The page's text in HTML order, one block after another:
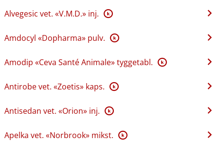
Alvegesic vet. «V.M.D.» inj. K
Amdocyl «Dopharma» pulv. K
Amodip «Ceva Santé Animale» tyggetabl. K
Antirobe vet. «Zoetis» kaps. K
Antisedan vet. «Orion» inj. K
Apelka vet. «Norbrook» mikst. K